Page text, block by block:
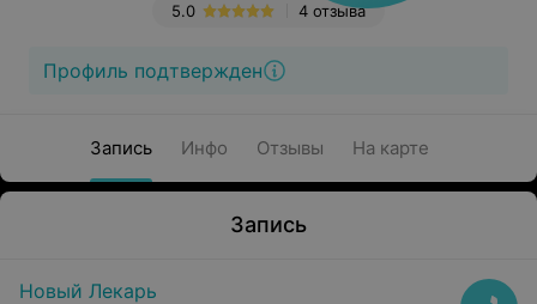
4 отзыва
5.0
Профиль подтвержден
Запись Инфо Отзывы На карте
Запись
Новый Лекарь